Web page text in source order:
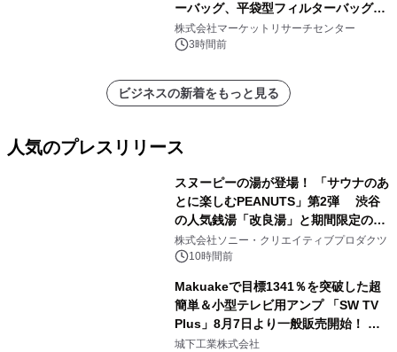
ーバッグ、平袋型フィルターバッグ、
プリーツフィルターバッグ、その
他）・分析レポートを発表
株式会社マーケットリサーチセンター
3時間前
ビジネスの新着をもっと見る
人気のプレスリリース
スヌーピーの湯が登場！ 「サウナのあ
とに楽しむPEANUTS」第2弾 渋谷
の人気銭湯「改良湯」と期間限定のコ
ラボレーション サウナイキタイコラ
ボグッズも発売決定！
株式会社ソニー・クリエイティブプロダクツ
10時間前
Makuakeで目標1341％を突破した超
簡単＆小型テレビ用アンプ 「SW TV
Plus」8月7日より一般販売開始！ ケ
ーブル1本つなぐだけ、テレビの音が
城下工業株式会社